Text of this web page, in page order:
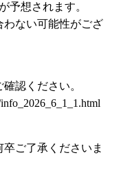
予想されます。
わない可能性がござ
認ください。
ご了承くださいま